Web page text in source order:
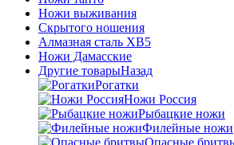
Ножи выживания
Скрытого ношения
Алмазная сталь ХВ5
Ножи Дамасские
Другие товарыНазад
Рогатки
Ножи Россия
Рыбацкие ножи
Филейные ножи
Опасные